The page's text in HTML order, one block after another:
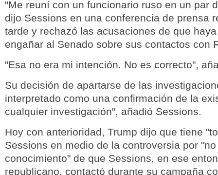
"Me reuní con un funcionario ruso en un par
dijo Sessions en una conferencia de prensa
tarde y rechazó las acusaciones de que
engañar al Senado sobre sus contactos con
"Esa no era mi intención. No es correcto",
Su decisión de apartarse de las
interpretado como una confirmación de la
cualquier investigación", añadió Sessions.
Hoy con anterioridad, Trump dijo que tiene
Sessions en medio de la controversia por
conocimiento" de que Sessions, en ese
republicano, contactó durante su campaña